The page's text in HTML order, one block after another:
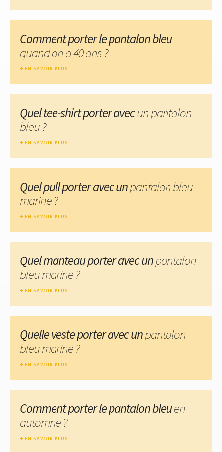
Comment porter le pantalon bleu
quand on a 40 ans ?
EN SAVOIR PLUS
Quel tee-shirt porter avecun pantalon
bleu ?
EN SAVOIR PLUS
Quel pull porter avec unpantalon bleu
marine ?
EN SAVOIR PLUS
Quel manteau porter avec unpantalon
bleu marine ?
EN SAVOIR PLUS
Quelle veste porter avec unpantalon
bleu marine ?
EN SAVOIR PLUS
Comment porter le pantalon bleuen
automne ?
EN SAVOIR PLUS